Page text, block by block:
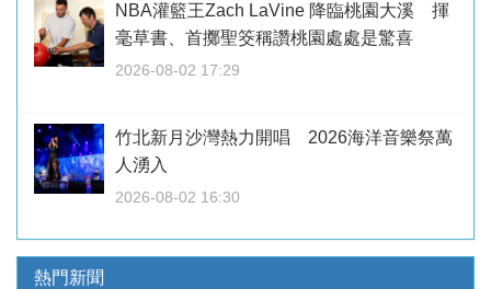
NBA灌籃王Zach LaVine 降臨桃園大溪 揮
毫草書、首擲聖筊稱讚桃園處處是驚喜
2026-08-02 17:29
竹北新月沙灣熱力開唱 2026海洋音樂祭萬
人湧入
2026-08-02 16:30
熱門新聞